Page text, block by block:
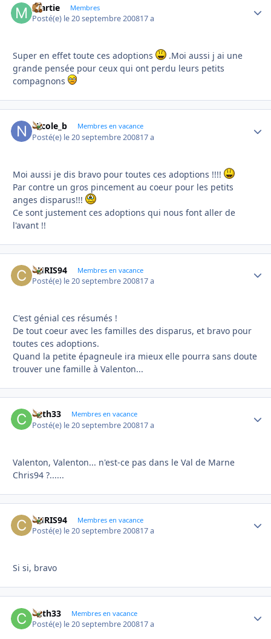
martie Membres
Posté(e) le 20 septembre 200817 a
Super en effet toute ces adoptions
.Moi aussi j ai une
grande pensée pour ceux qui ont perdu leurs petits
compagnons
Nicole_b Membres en vacance
Posté(e) le 20 septembre 200817 a
Moi aussi je dis bravo pour toutes ces adoptions !!!!
Par contre un gros pincement au coeur pour les petits
anges disparus!!!
Ce sont justement ces adoptions qui nous font aller de
l'avant !!
CHRIS94 Membres en vacance
Posté(e) le 20 septembre 200817 a
C'est génial ces résumés !
De tout coeur avec les familles des disparus, et bravo pour
toutes ces adoptions.
Quand la petite épagneule ira mieux elle pourra sans doute
trouver une famille à Valenton...
Cath33 Membres en vacance
Posté(e) le 20 septembre 200817 a
Valenton, Valenton... n'est-ce pas dans le Val de Marne
Chris94 ?......
CHRIS94 Membres en vacance
Posté(e) le 20 septembre 200817 a
Si si, bravo
Cath33 Membres en vacance
Posté(e) le 20 septembre 200817 a